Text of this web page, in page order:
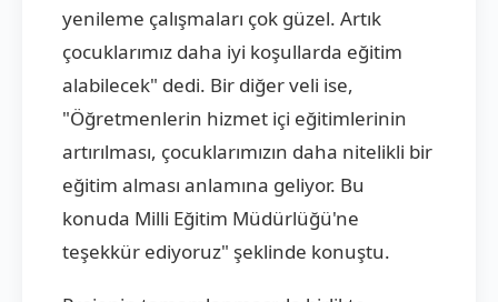
yenileme çalışmaları çok güzel. Artık
çocuklarımız daha iyi koşullarda eğitim
alabilecek" dedi. Bir diğer veli ise,
"Öğretmenlerin hizmet içi eğitimlerinin
artırılması, çocuklarımızın daha nitelikli bir
eğitim alması anlamına geliyor. Bu
konuda Milli Eğitim Müdürlüğü'ne
teşekkür ediyoruz" şeklinde konuştu.